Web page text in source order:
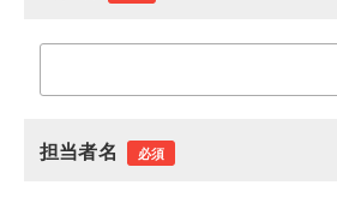
担当者名 必須